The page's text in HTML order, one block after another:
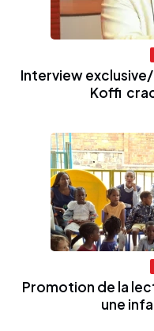
Interview
Koffi
Promotion de la
une